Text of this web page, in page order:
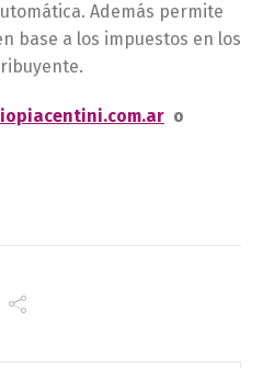
Además permite
base a los impuestos en los
o